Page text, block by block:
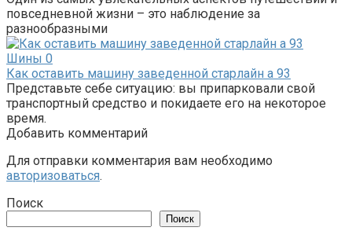
повседневной жизни – это наблюдение за
разнообразными
Шины 0
Как оставить машину заведенной старлайн а 93
Представьте себе ситуацию: вы припарковали свой
транспортный средство и покидаете его на некоторое
время.
Добавить комментарий
Для отправки комментария вам необходимо
авторизоваться.
Поиск
Поиск